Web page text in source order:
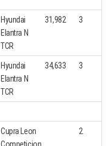
Hyundai
Elantra N
TCR
31,982 3
Hyundai
Elantra N
TCR
34,633 3
Cupra Leon
Competicion
2